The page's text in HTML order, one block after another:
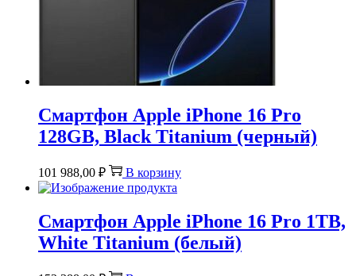
Смартфон Apple iPhone 16 Pro
128GB, Black Titanium (черный)
101 988,00 ₽ В корзину
Смартфон Apple iPhone 16 Pro 1TB,
White Titanium (белый)